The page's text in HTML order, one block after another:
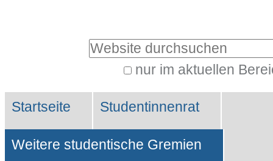
Website durchsuchen
nur im aktuellen
Suche…
Sektionen
Startseite Studentinnenrat
Weitere studentische Gremien